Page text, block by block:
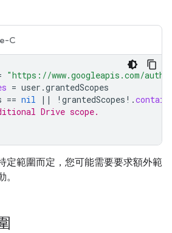
C
"https://www.googleapis.com/
= user .grantedScopes
== nil || ! grantedScopes !.
Drive scope.
定範圍而定，您可能需要要求額外範